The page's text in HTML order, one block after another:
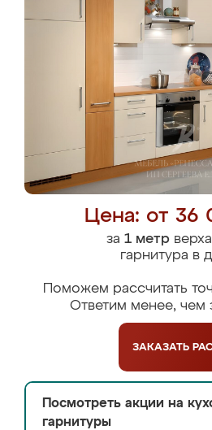
Цена: от 36
за 1 метр
гарнитура в
Поможем рассчитать
Ответим менее, чем
ЗАКАЗАТЬ
Посмотреть акции на
гарнитуры